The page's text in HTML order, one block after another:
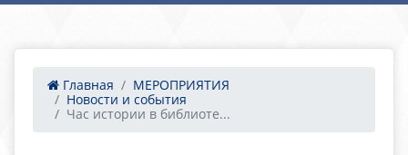
Главная
МЕРОПРИЯТИЯ
Новости и события
Час истории в библиоте...